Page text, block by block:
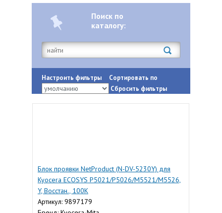
Поиск по
каталогу:
Настроить фильтры Сортировать по
Сбросить фильтры
Блок проявки NetProduct (N-DV-5230Y) для
Kyocera ECOSYS P5021/P5026/M5521/M5526,
Y, Восстан., 100К
Артикул: 9897179